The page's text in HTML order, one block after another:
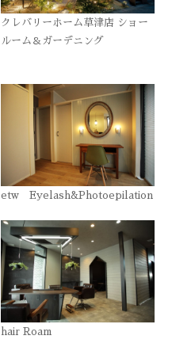
クレバリーホーム草津店 ショー
ルーム＆ガーデニング
etw Eyelash&Photoepilation
hair Roam